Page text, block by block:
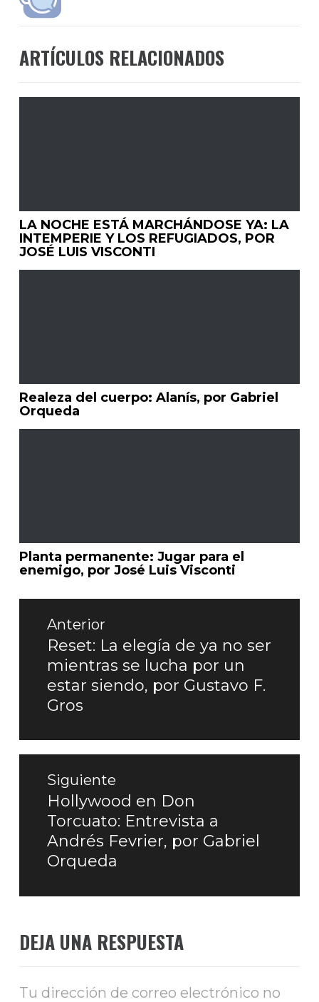
ARTÍCULOS RELACIONADOS
LA NOCHE ESTÁ MARCHÁNDOSE YA: LA
INTEMPERIE Y LOS REFUGIADOS, POR
JOSÉ LUIS VISCONTI
Realeza del cuerpo: Alanís, por Gabriel
Orqueda
Planta permanente: Jugar para el
enemigo, por José Luis Visconti
Navegación
entradas
Anterior
Entrada
anterior:
Reset: La elegía de ya no ser
mientras se lucha por un
estar siendo, por Gustavo F.
Gros
Siguiente
Entrada
siguiente:
Hollywood en Don
Torcuato: Entrevista a
Andrés Fevrier, por Gabriel
Orqueda
DEJA UNA RESPUESTA
Tu dirección de correo electrónico no